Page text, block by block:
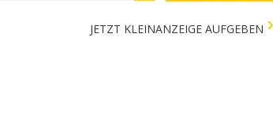
JETZT KLEINANZEIGE AUFGEBEN